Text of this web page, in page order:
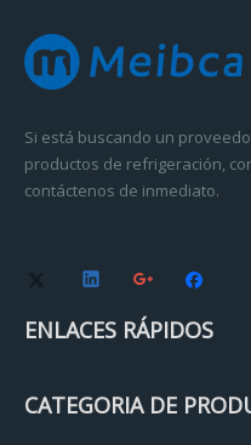
Si está buscando un
productos de refrigeración,
contáctenos de inmediato.
ENLACES RÁPIDOS
CATEGORIA DE